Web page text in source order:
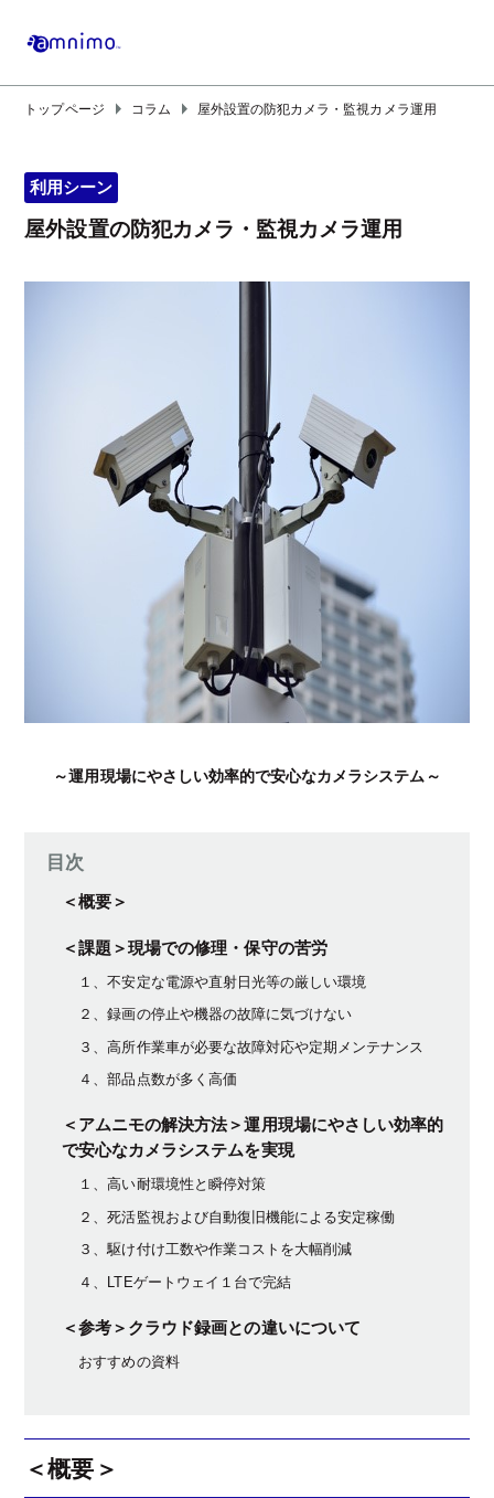
トップページ arrow_right コラム arrow_right 屋外設置の防犯カメラ・監視カメラ運用
利用シーン
屋外設置の防犯カメラ・監視カメラ運用
～運用現場にやさしい効率的で安心なカメラシステム～
目次
＜概要＞
＜課題＞現場での修理・保守の苦労
１、不安定な電源や直射日光等の厳しい環境
２、録画の停止や機器の故障に気づけない
３、高所作業車が必要な故障対応や定期メンテナンス
４、部品点数が多く高価
＜アムニモの解決方法＞運用現場にやさしい効率的
で安心なカメラシステムを実現
１、高い耐環境性と瞬停対策
２、死活監視および自動復旧機能による安定稼働
３、駆け付け工数や作業コストを大幅削減
４、LTEゲートウェイ１台で完結
＜参考＞クラウド録画との違いについて
おすすめの資料
＜概要＞